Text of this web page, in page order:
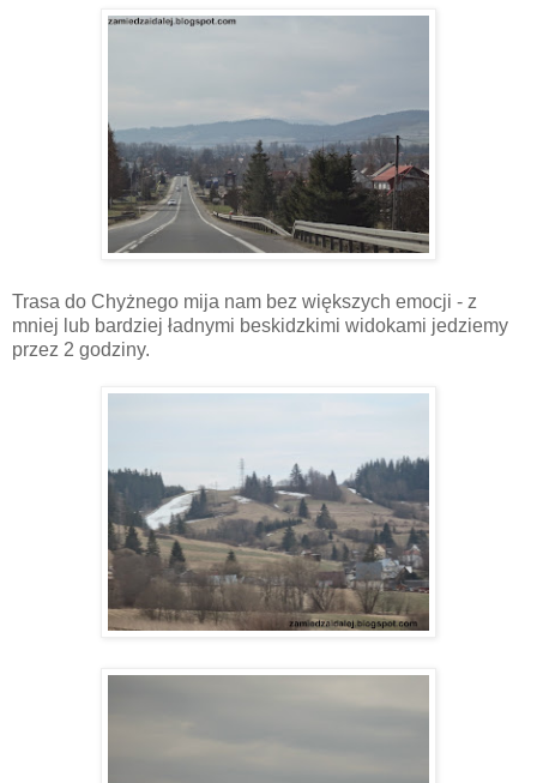
Trasa do Chyżnego mija nam bez większych emocji - z
mniej lub bardziej ładnymi beskidzkimi widokami jedziemy
przez 2 godziny.